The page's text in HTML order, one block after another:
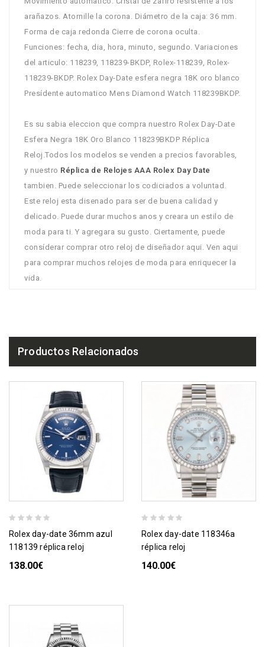
arañazos. Atornille la corona. Diámetro de la caja: 36 mm.
Forma de caja redonda Cierre de corona oculta.
Funciones: fecha, dia, hora, minuto, segundo. Variaciones
del articulo: 118239, 118239-BKDP, Rolex-118239, Rolex-
118239-BKDP. Rolex Day-Date esfera negra 18K oro blanco
Presídente automatico Mens Diamond Watch 118239BKDP.
Es su sabia eleccion que compra nuestro Rolex Day-Date
Esfera Negra 18K Oro Blanco 118239BKDP Réplica
Reloj.Todos los modelos se venden a precios favorables,
y nuestro Réplica de Relojes AAA Rolex Day Date
tambien. Puede seleccionar los codiciados a voluntad.
Este reloj esta disenado para ser de buena calidad y
delicado. Puede durar muchos anos y creara un estilo de
moda para ti. Y agregara su gusto. Ciertamente, puede
consíderar comprar otro reloj de diseñador aqui. Ven aqui
para comprar muchos relojes de moda para enriquecer la
vida.
Productos Relacionados
rolex day-date 36mm azul
118139 réplica reloj
138.00€
rolex day-date 118346a
réplica reloj
140.00€